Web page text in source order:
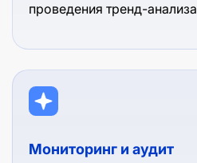
проведения тренд-анализа
Мониторинг и аудит